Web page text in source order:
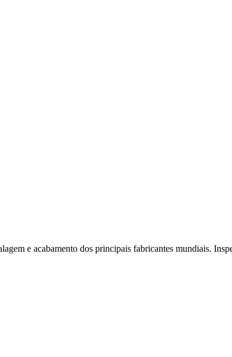
e acabamento dos principais fabricantes mundiais.